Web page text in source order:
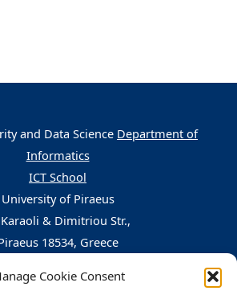
Cookie Consent
and Data Science Department of
Informatics
ICT School
University of Piraeus
& Dimitriou Str.,
18534, Greece
5th floor, office nr. 503